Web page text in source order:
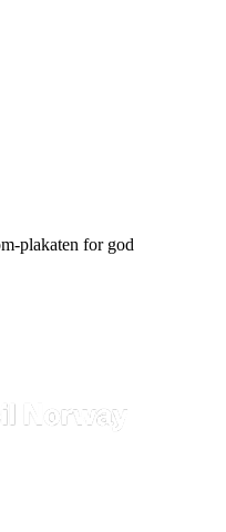
plakaten for god